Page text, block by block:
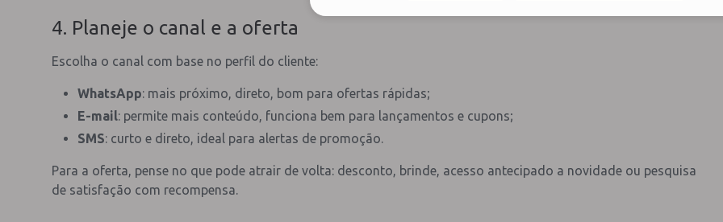
4. Planeje o canal e a oferta
Escolha o canal com base no perfil do cliente:
WhatsApp: mais próximo, direto, bom para ofertas rápidas;
E-mail: permite mais conteúdo, funciona bem para lançamentos e cupons;
SMS: curto e direto, ideal para alertas de promoção.
Para a oferta, pense no que pode atrair de volta: desconto, brinde, acesso antecipado a novidade ou pesquisa
de satisfação com recompensa.